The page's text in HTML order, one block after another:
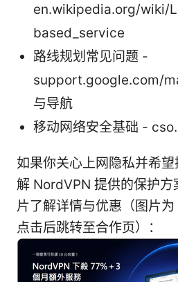
en.wikipedia.org/wiki/
based_service
路线规划常见问题 -
support.google.com/
与导航
移动网络安全基础 -
如果你关心上网隐私并希
解 NordVPN 提供的保护方
片了解详情与优惠（图片为
点击后跳转至合作页）：